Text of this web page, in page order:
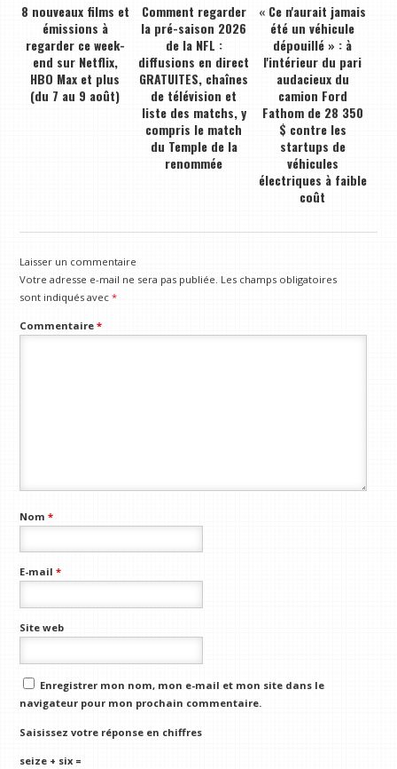
8 nouveaux films et
émissions à
regarder ce week-
end sur Netflix,
HBO Max et plus
(du 7 au 9 août)
Comment regarder
la pré-saison 2026
de la NFL :
diffusions en direct
GRATUITES, chaînes
de télévision et
liste des matchs, y
compris le match
du Temple de la
renommée
« Ce n'aurait jamais
été un véhicule
dépouillé » : à
l'intérieur du pari
audacieux du
camion Ford
Fathom de 28 350
$ contre les
startups de
véhicules
électriques à faible
coût
Laisser un commentaire
Votre adresse e-mail ne sera pas publiée. Les champs obligatoires
sont indiqués avec*
Commentaire*
Nom*
E-mail*
Site web
Enregistrer mon nom, mon e-mail et mon site dans le
navigateur pour mon prochain commentaire.
Saisissez votre réponse en chiffres
seize + six =